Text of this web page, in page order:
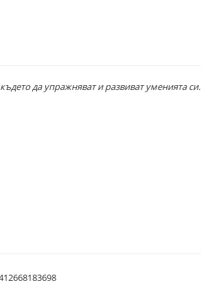
да упражняват и развиват уменията си.